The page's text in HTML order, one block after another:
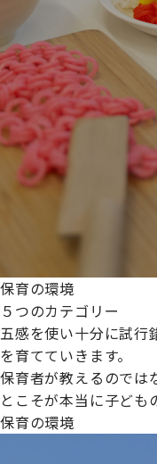
保育の環境
５つのカテゴリー
五感を使い十分に試行
を育てていきます。
保育者が教えるのでは
とこそが本当に子ども
保育の環境